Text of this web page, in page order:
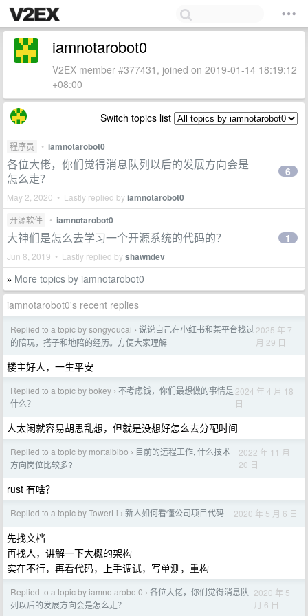
iamnotarobot0
V2EX member #377431, joined on 2019-01-14 18:19:12
+08:00
Switch topics list
程序员 • iamnotarobot0
各位大佬，你们觉得消息队列以后的发展方向会是
怎么走？
May 2, 2020 • Lastly replied byiamnotarobot0
6
开源软件 • iamnotarobot0
大神们是怎么去学习一个开源系统的代码的？
Jun 8, 2019 • Lastly replied byshawndev
1
» More topics by iamnotarobot0
iamnotarobot0's recent replies
Replied to a topic by songyoucai › 说说自己在小红书和某平台找过
的陪玩，搭子和地陪的经历。方便大家理解
2025 年 7
月 29 日
楼主好人，一生平安
Replied to a topic by bokey › 不考虑钱，你们最想做的事情是
什么？
2024 年 4 月 18
日
人太闲就容易胡思乱想，但就是没想好怎么去分配时间
Replied to a topic by mortalbibo › 目前的远程工作, 什么技术
方向岗位比较多?
2022 年 11 月
20 日
rust 有啥？
Replied to a topic by TowerLi › 新人如何看懂公司项目代码 2020 年 5 月 6 日
先找文档
再找人，讲解一下大概的架构
实在不行，再看代码，上手调试，写单测，重构
Replied to a topic by iamnotarobot0 › 各位大佬，你们觉得消息队
列以后的发展方向会是怎么走？
2020 年 5
月 6 日